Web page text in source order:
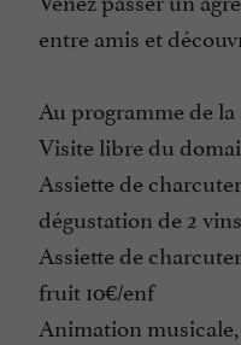
entre amis et
Au programme de la
Visite libre du
Assiette de
dégustation de 2
Assiette de
fruit 10€/enf
Animation